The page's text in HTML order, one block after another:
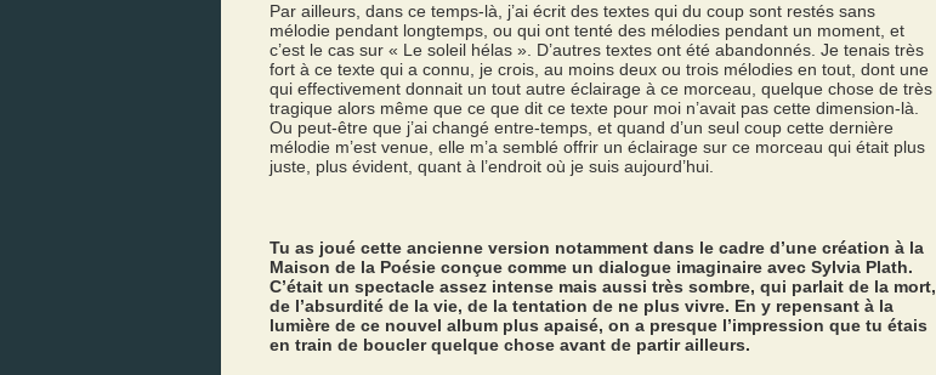
Par ailleurs, dans ce temps-là, j’ai écrit des textes qui du coup sont restés sans
mélodie pendant longtemps, ou qui ont tenté des mélodies pendant un moment, et
c’est le cas sur « Le soleil hélas ». D’autres textes ont été abandonnés. Je tenais très
fort à ce texte qui a connu, je crois, au moins deux ou trois mélodies en tout, dont une
qui effectivement donnait un tout autre éclairage à ce morceau, quelque chose de très
tragique alors même que ce que dit ce texte pour moi n’avait pas cette dimension-là.
Ou peut-être que j’ai changé entre-temps, et quand d’un seul coup cette dernière
mélodie m’est venue, elle m’a semblé offrir un éclairage sur ce morceau qui était plus
juste, plus évident, quant à l’endroit où je suis aujourd’hui.
Tu as joué cette ancienne version notamment dans le cadre d’une création à la
Maison de la Poésie conçue comme un dialogue imaginaire avec Sylvia Plath.
C’était un spectacle assez intense mais aussi très sombre, qui parlait de la mort,
de l’absurdité de la vie, de la tentation de ne plus vivre. En y repensant à la
lumière de ce nouvel album plus apaisé, on a presque l’impression que tu étais
en train de boucler quelque chose avant de partir ailleurs.